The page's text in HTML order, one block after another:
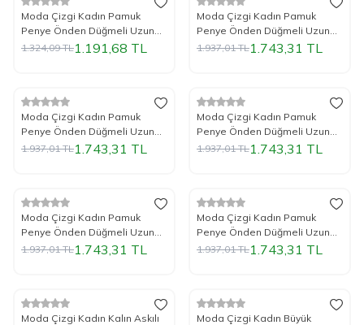
%10İndirim
Yeni
Moda Çizgi Kadın Pamuk
Penye Önden Düğmeli Uzun
Kol Yeşil Pijama Takım 2782
1.324,09TL1.191,68 TL
%10İndirim
Yeni
Moda Çizgi Kadın Pamuk
Penye Önden Düğmeli Uzun
Kol Gri Pijama Takım 2782
1.937,01TL1.743,31 TL
%10İndirim
Yeni
Moda Çizgi Kadın Pamuk
Penye Önden Düğmeli Uzun
Kol Haki Pijama Takım 2782
1.937,01TL1.743,31 TL
%10İndirim
Yeni
Moda Çizgi Kadın Pamuk
Penye Önden Düğmeli Uzun
Kol Saks Pijama Takım 2782
1.937,01TL1.743,31 TL
%10İndirim
Yeni
Moda Çizgi Kadın Pamuk
Penye Önden Düğmeli Uzun
Kol Sarı Pijama Takım 2782
1.937,01TL1.743,31 TL
%10İndirim
Yeni
Moda Çizgi Kadın Pamuk
Penye Önden Düğmeli Uzun
Kol Su Yeşili Pijama Takım
1.937,01TL1.743,31 TL
%10İndirim
Yeni
Moda Çizgi Kadın Kalın Askılı
%10İndirim
Yeni
Moda Çizgi Kadın Büyük